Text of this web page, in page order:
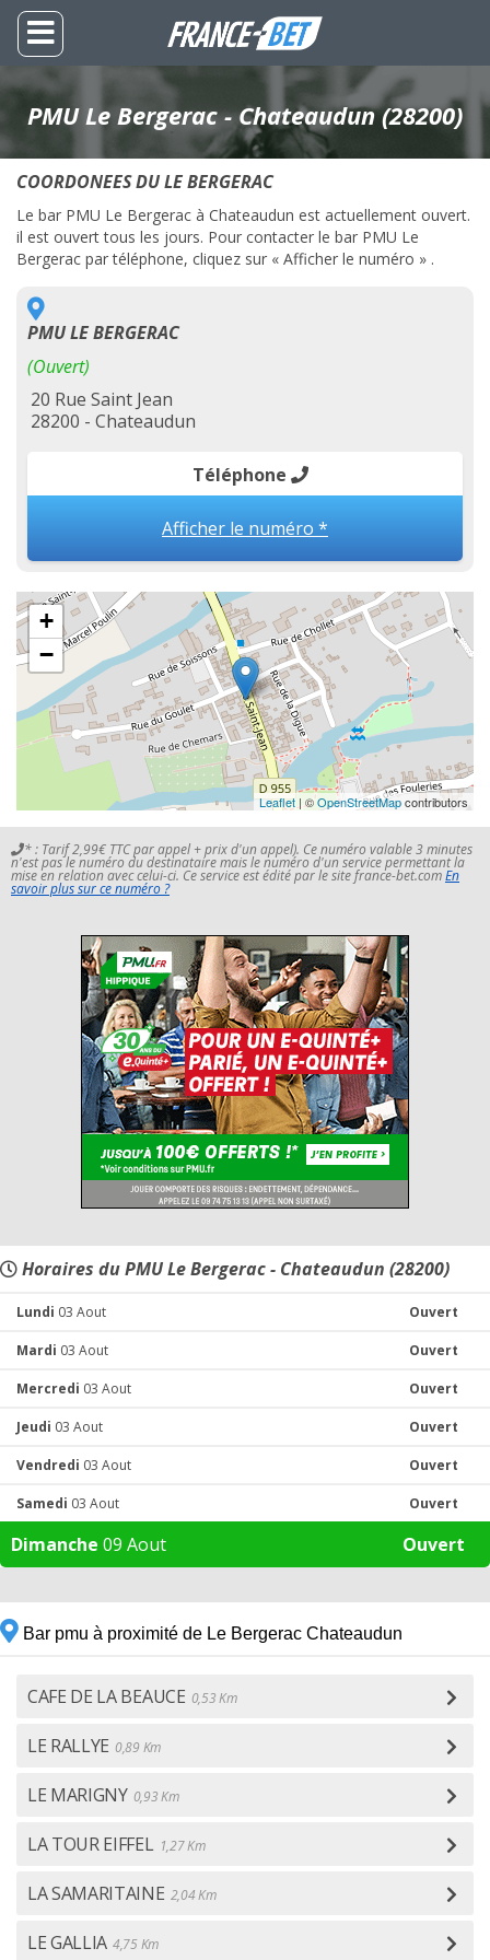
PMU Le Bergerac - Chateaudun (28200)
COORDONEES DU LE BERGERAC
Le bar PMU Le Bergerac à Chateaudun est actuellement ouvert.
il est ouvert tous les jours. Pour contacter le bar PMU Le
Bergerac par téléphone, cliquez sur « Afficher le numéro » .
PMU LE BERGERAC
(Ouvert)
20 Rue Saint Jean
28200 - Chateaudun
Téléphone
Afficher le numéro *
+
−
Leaflet | ©OpenStreetMapcontributors
* : Tarif 2,99€ TTC par appel + prix d'un appel). Ce numéro valable 3 minutes
n'est pas le numéro du destinataire mais le numéro d'un service permettant la
mise en relation avec celui-ci. Ce service est édité par le site france-bet.comEn
savoir plus sur ce numéro ?
Horaires du PMU Le Bergerac - Chateaudun (28200)
Lundi 03 Aout Ouvert
Mardi 03 Aout Ouvert
Mercredi 03 Aout Ouvert
Jeudi 03 Aout Ouvert
Vendredi 03 Aout Ouvert
Samedi 03 Aout Ouvert
Dimanche 09 Aout Ouvert
Bar pmu à proximité de Le Bergerac Chateaudun
CAFE DE LA BEAUCE 0,53 Km
LE RALLYE 0,89 Km
LE MARIGNY 0,93 Km
LA TOUR EIFFEL 1,27 Km
LA SAMARITAINE 2,04 Km
LE GALLIA 4,75 Km